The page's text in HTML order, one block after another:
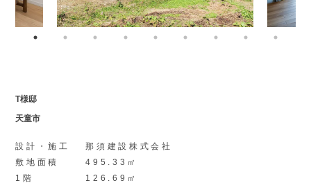
T様邸
天童市
設計・施工
那須建設株式会社
敷地面積
495.33㎡
1階
126.69㎡